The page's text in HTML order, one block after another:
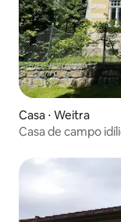
Casa ⋅ Weitra
Casa de campo